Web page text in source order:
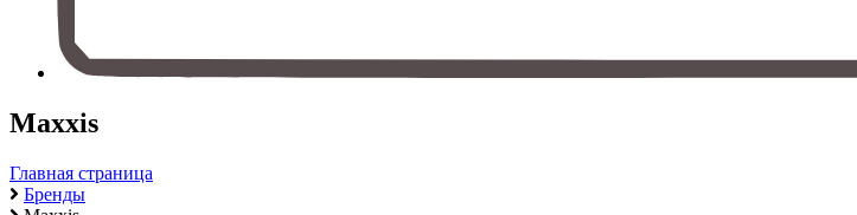
Maxxis
Главная страница
Бренды